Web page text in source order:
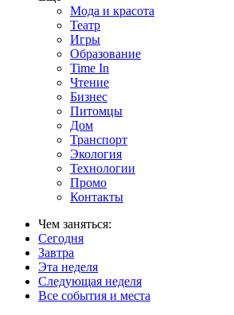
Мода и красота
Театр
Игры
Образование
Time In
Чтение
Бизнес
Питомцы
Дом
Транспорт
Экология
Технологии
Промо
Контакты
Чем заняться:
Сегодня
Завтра
Эта неделя
Следующая неделя
Все события и места